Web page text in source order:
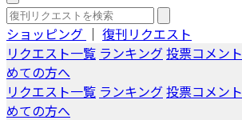
ショッピング ｜ 復刊リクエスト
リクエスト一覧 ランキング投票コメント
めての方へ
リクエスト一覧 ランキング投票コメント
めての方へ